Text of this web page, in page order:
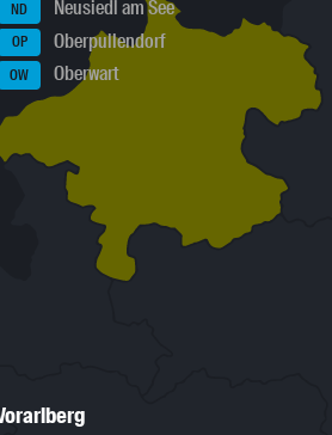
ND Neusiedl am See
OP Oberpullendorf
OW Oberwart